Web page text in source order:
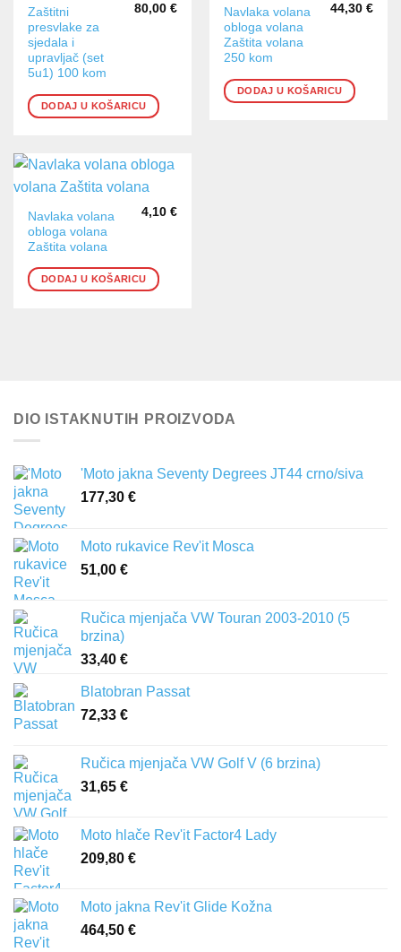
Zaštitni
presvlake za
sjedala i
upravljač (set
5u1) 100 kom
80,00 €
DODAJ U KOŠARICU
Navlaka volana
obloga volana
Zaštita volana
250 kom
44,30 €
DODAJ U KOŠARICU
Navlaka volana
obloga volana
Zaštita volana
4,10 €
DODAJ U KOŠARICU
DIO ISTAKNUTIH PROIZVODA
'Moto jakna Seventy Degrees JT44 crno/siva
177,30 €
Moto rukavice Rev'it Mosca
51,00 €
Ručica mjenjača VW Touran 2003-2010 (5
brzina)
33,40 €
Blatobran Passat
72,33 €
Ručica mjenjača VW Golf V (6 brzina)
31,65 €
Moto hlače Rev'it Factor4 Lady
209,80 €
Moto jakna Rev'it Glide Kožna
464,50 €